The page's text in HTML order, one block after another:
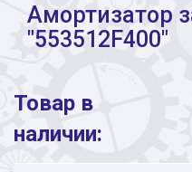
Амортизатор
"553512F400"
Товар в
наличии: